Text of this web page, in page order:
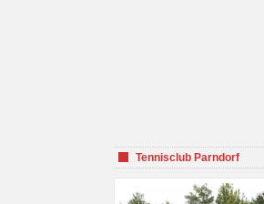
Tennisclub Parndorf